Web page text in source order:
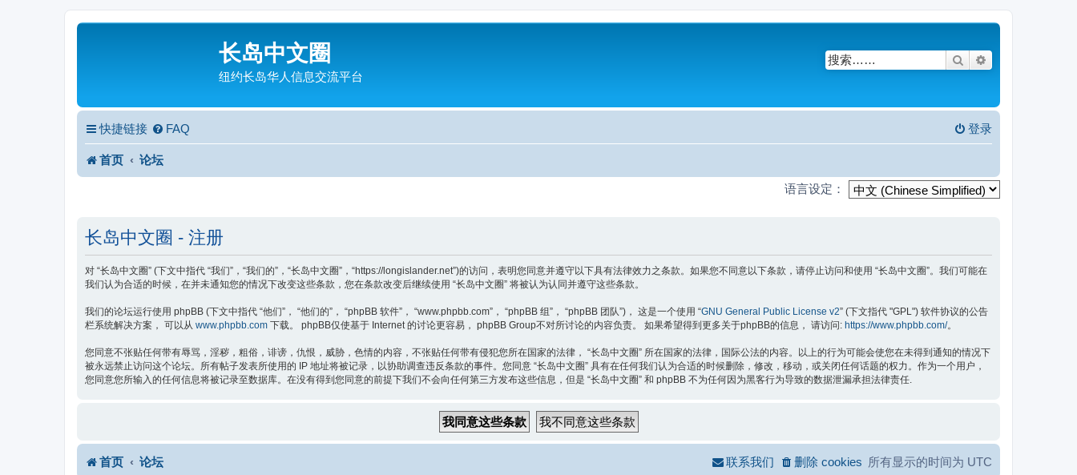
长岛中文圈
纽约长岛华人信息交流平台
搜索
快捷链接 FAQ 登录
首页 论坛
语言设定：
长岛中文圈 - 注册
对 “长岛中文圈” (下文中指代 “我们”，“我们的”，“长岛中文圈”，“https://longislander.net”)的访问，表明您同意并遵守以下具有法律效力之条款。如果您不同意以下条款，请停止访问和使用 “长岛中文圈”。我们可能在
我们认为合适的时候，在并未通知您的情况下改变这些条款，您在条款改变后继续使用 “长岛中文圈” 将被认为认同并遵守这些条款。
我们的论坛运行使用 phpBB (下文中指代 “他们”， “他们的”， “phpBB 软件”， “www.phpbb.com”， “phpBB 组”， “phpBB 团队”)， 这是一个使用 “GNU General Public License v2” (下文指代 "GPL") 软件协议的公告
栏系统解决方案， 可以从 www.phpbb.com 下载。 phpBB仅使基于 Internet 的讨论更容易， phpBB Group不对所讨论的内容负责。 如果希望得到更多关于phpBB的信息， 请访问: https://www.phpbb.com/。
您同意不张贴任何带有辱骂，淫秽，粗俗，诽谤，仇恨，威胁，色情的内容，不张贴任何带有侵犯您所在国家的法律， “长岛中文圈” 所在国家的法律，国际公法的内容。以上的行为可能会使您在未得到通知的情况下
被永远禁止访问这个论坛。所有帖子发表所使用的 IP 地址将被记录，以协助调查违反条款的事件。您同意 “长岛中文圈” 具有在任何我们认为合适的时候删除，修改，移动，或关闭任何话题的权力。作为一个用户，
您同意您所输入的任何信息将被记录至数据库。在没有得到您同意的前提下我们不会向任何第三方发布这些信息，但是 “长岛中文圈” 和 phpBB 不为任何因为黑客行为导致的数据泄漏承担法律责任.
首页 论坛 所有显示的时间为 UTC
删除 cookies
联系我们